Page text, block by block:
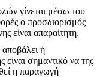
γίνεται μέσω του
ο προσδιορισμός
είναι απαραίτητη.
ή
είναι σημαντικό να της
η παραγωγή